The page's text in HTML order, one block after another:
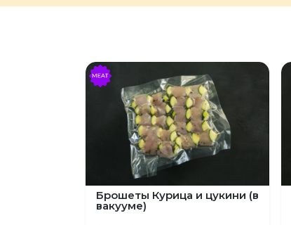
Брошеты Курица и цукини (в
вакууме)